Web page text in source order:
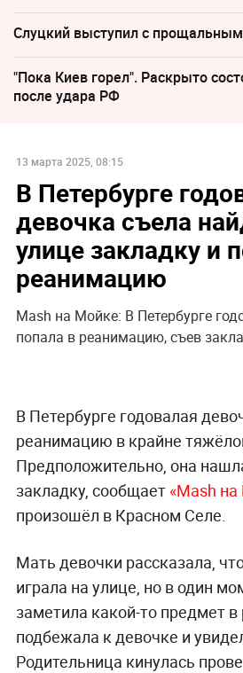
Слуцкий выступил с
"Пока Киев горел". Раскрыто
после удара РФ
13 марта 2025, 08:15
В Петербурге
девочка съела
улице закладку и
реанимацию
Mash на Мойке: В Петербурге
попала в реанимацию, съев
В Петербурге годовалая
реанимацию в крайне
Предположительно, она
закладку, сообщает «Mash
произошёл в Красном Селе.
Мать девочки рассказала,
играла на улице, но в один
заметила какой-то предмет
подбежала к девочке и
Родительница кинулась